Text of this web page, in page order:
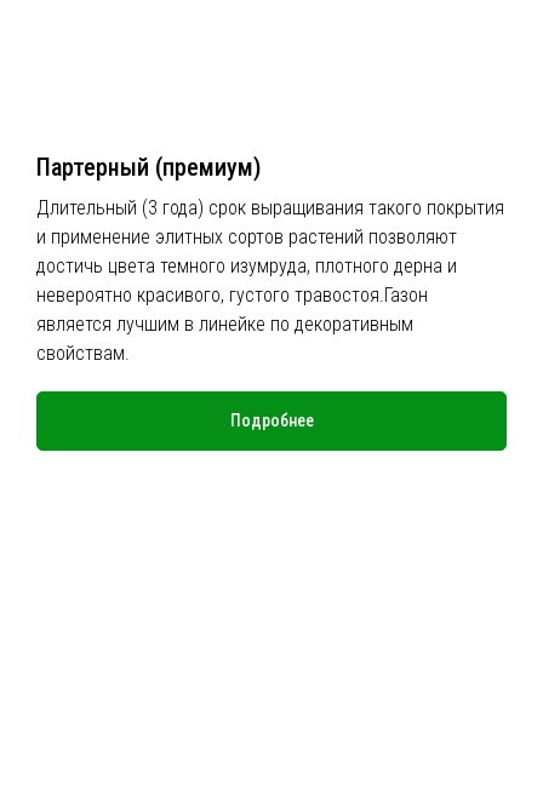
Партерный (премиум)
Длительный (3 года) срок выращивания такого покрытия
и применение элитных сортов растений позволяют
достичь цвета темного изумруда, плотного дерна и
невероятно красивого, густого травостоя.Газон
является лучшим в линейке по декоративным
свойствам.
Подробнее